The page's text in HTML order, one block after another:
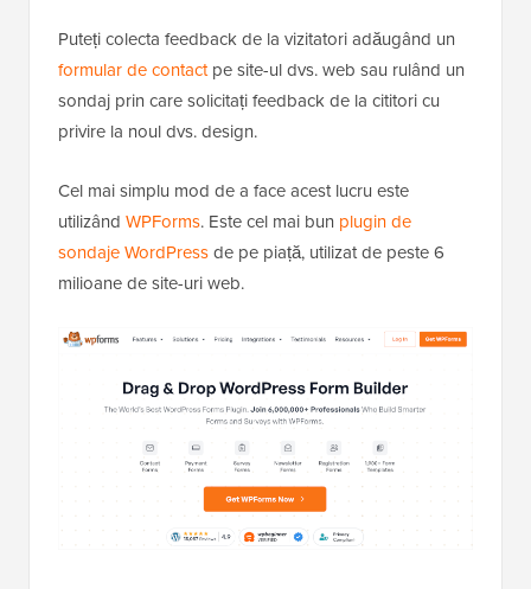
Puteți colecta feedback de la vizitatori adăugând un
formular de contactpe site-ul dvs. web sau rulând un
sondaj prin care solicitați feedback de la cititori cu
privire la noul dvs. design.
Cel mai simplu mod de a face acest lucru este
utilizând WPForms. Este cel mai bun plugin de
sondaje WordPressde pe piață, utilizat de peste 6
milioane de site-uri web.